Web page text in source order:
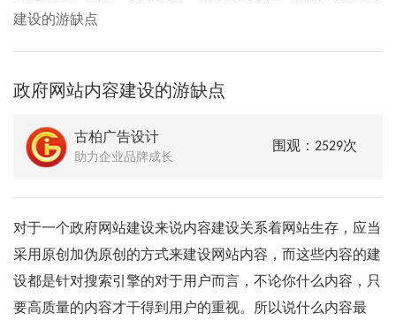
建设的游缺点
政府网站内容建设的游缺点
古柏广告设计
助力企业品牌成长
围观：2529次
对于一个政府网站建设来说内容建设关系着网站生存，应当
采用原创加伪原创的方式来建设网站内容，而这些内容的建
设都是针对搜索引擎的对于用户而言，不论你什么内容，只
要高质量的内容才干得到用户的重视。所以说什么内容最